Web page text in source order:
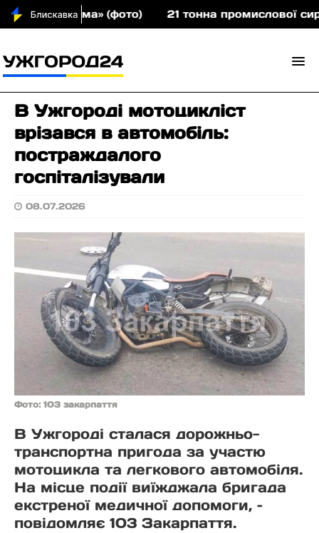
за плечима» (фото) 21 тонна промислової
В Ужгороді мотоцикліст
врізався в автомобіль:
постраждалого
госпіталізували
08.07.2026
Фото: 103 закарпаття
В Ужгороді сталася дорожньо-
транспортна пригода за участю
мотоцикла та легкового автомобіля.
На місце події виїжджала бригада
екстреної медичної допомоги, –
повідомляє 103 Закарпаття.